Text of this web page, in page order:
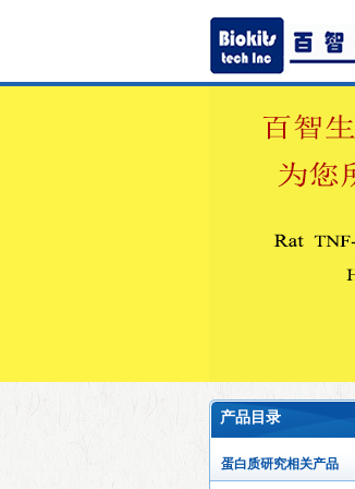
产品目录
蛋白质研究相关产品